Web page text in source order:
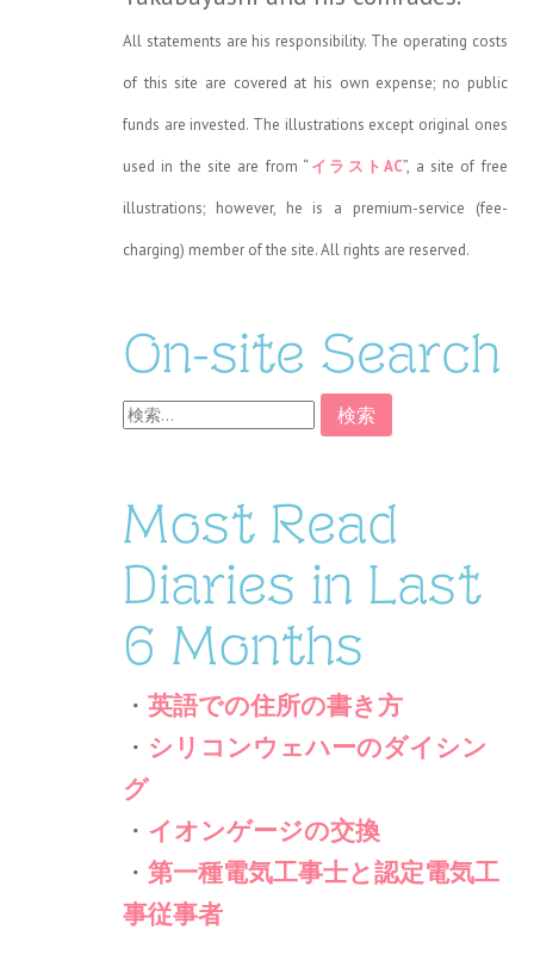
All statements are his responsibility. The operating costs
of this site are covered at his own expense; no public
funds are invested. The illustrations except original ones
used in the site are from “イラストAC”, a site of free
illustrations; however, he is a premium-service (fee-
charging) member of the site. All rights are reserved.
On-site Search
検
索:
Most Read
Diaries in Last
6 Months
・英語での住所の書き方
・ シリコンウェハーのダイシン
グ
・ イオンゲージの交換
・第一種電気工事士と認定電気工
事従事者